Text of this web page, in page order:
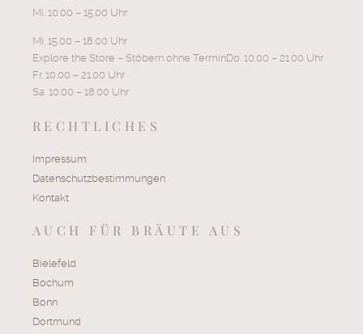
Mi. 10.00 – 15.00 Uhr
Mi. 15.00 – 18.00 Uhr
Explore the Store – Stöbern ohne TerminDo. 10.00 – 21.00 Uhr
Fr. 10.00 – 21.00 Uhr
Sa. 10.00 – 18.00 Uhr
RECHTLICHES
Impressum
Datenschutzbestimmungen
Kontakt
AUCH FÜR BRÄUTE AUS
Bielefeld
Bochum
Bonn
Dortmund